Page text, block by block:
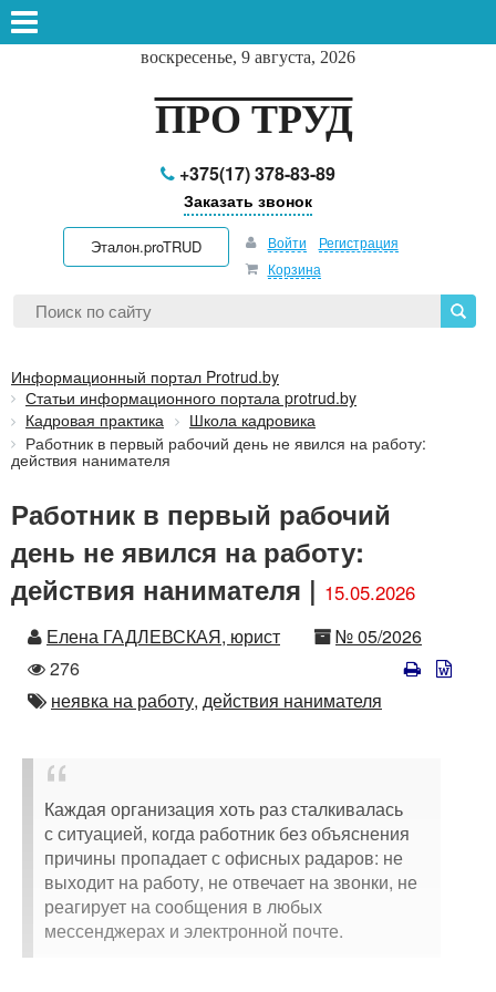
воскресенье, 9 августа, 2026
ПРО ТРУД
+375(17) 378-83-89
Заказать звонок
Эталон.proTRUD Войти
Регистрация
Корзина
Информационный портал Protrud.by
Статьи информационного портала protrud.by
Кадровая практика
Школа кадровика
Работник в первый рабочий день не явился на работу:
действия нанимателя
Работник в первый рабочий
день не явился на работу:
действия нанимателя | 15.05.2026
Автор
Елена ГАДЛЕВСКАЯ, юрист Номер
№ 05/2026
Количество
просмотров
276
Автор
неявка на работу, действия нанимателя
Каждая организация хоть раз сталкивалась
с ситуацией, когда работник без объяснения
причины пропадает с офисных радаров: не
выходит на работу, не отвечает на звонки, не
реагирует на сообщения в любых
мессенджерах и электронной почте.